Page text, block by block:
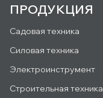
ПРОДУКЦИЯ
Садовая техника
Силовая техника
Электроинструмент
Строительная техника